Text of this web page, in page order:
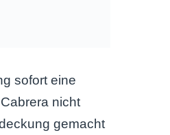
sofort eine
nicht
gemacht